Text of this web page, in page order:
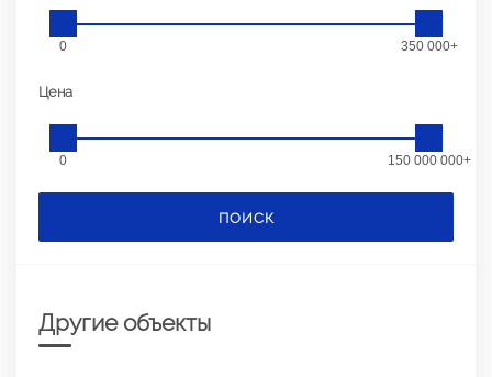
0 350 000+
Цена
0 150 000 000+
ПОИСК
Другие объекты